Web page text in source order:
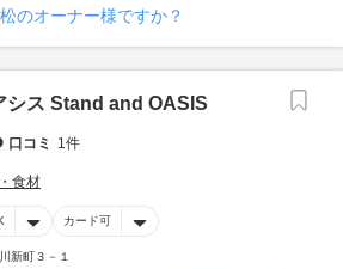
のオーナー様ですか？
シス Stand and OASIS
口コミ 1件
食材
カード可
新町３－１